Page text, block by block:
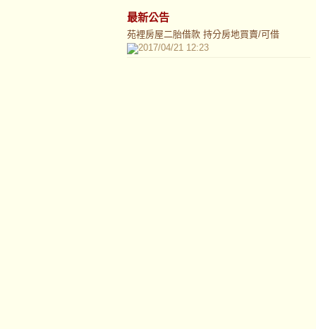
最新公告
苑裡房屋二胎借款 持分房地買賣/可借
2017/04/21 12:23